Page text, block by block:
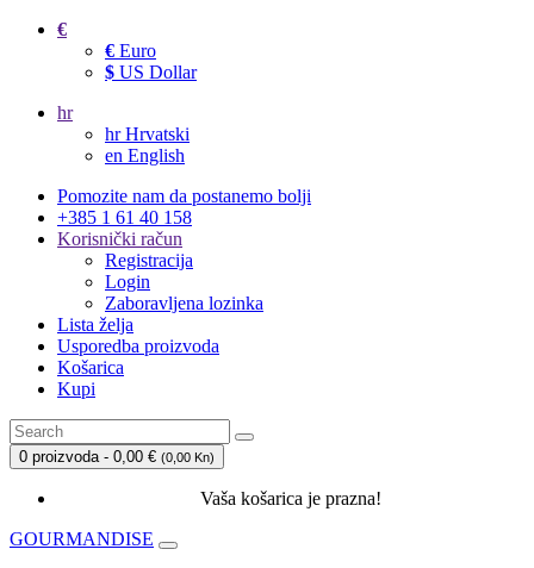
€
€ Euro
$ US Dollar
hr
hrHrvatski
en English
Pomozite nam da postanemo bolji
+385 1 61 40 158
Korisnički račun
Registracija
Login
Zaboravljena lozinka
Lista želja
Usporedba proizvoda
Košarica
Kupi
0 proizvoda - 0,00 € (0,00 Kn)
Vaša košarica je prazna!
GOURMANDISE